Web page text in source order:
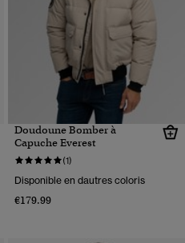
Doudoune Bomber à
Capuche Everest
(1)
Disponible en dautres coloris
€179.99